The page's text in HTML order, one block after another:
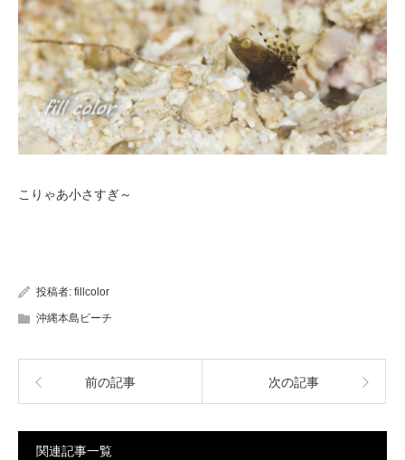
こりゃあ小さすぎ～
投稿者: fillcolor
沖縄本島ビーチ
前の記事 次の記事
関連記事一覧